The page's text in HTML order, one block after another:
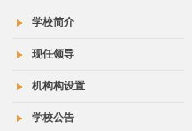
学校简介
现任领导
机构构设置
学校公告